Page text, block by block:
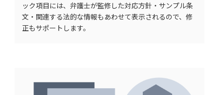
ック項目には、弁護士が監修した対応方針・サンプル条
文・関連する法的な情報もあわせて表示されるので、修
正もサポートします。